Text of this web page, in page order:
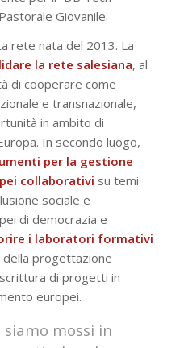
Giovanile.
rete nata del 2013. La
la rete salesiana, al
di cooperare come
e transnazionale,
in ambito di
In secondo luogo,
per la gestione
collaborativi su temi
sociale e
di democrazia e
i laboratori formativi
progettazione
di progetti in
europei.
siamo mossi in